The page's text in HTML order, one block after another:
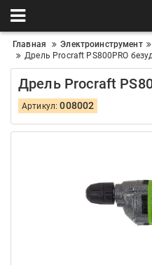
Главная Электроинструмент
Дрель Procraft PS800PRO
Дрель Procraft
Артикул:008002